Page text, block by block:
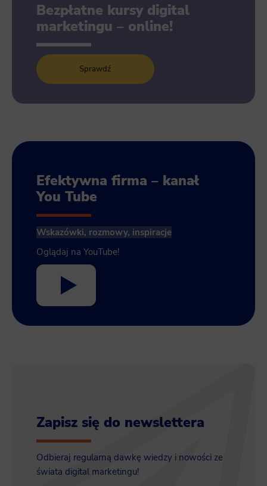
Bezpłatne kursy digital
marketingu – online!
Sprawdź
Efektywna firma – kanał
You Tube
Wskazówki, rozmowy, inspiracje
Oglądaj na YouTube!
Zapisz się do newslettera
Odbieraj regularną dawkę wiedzy i nowości ze
świata digital marketingu!